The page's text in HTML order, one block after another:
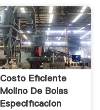
Costo Eficiente
Molino De Bolas
Especificacion